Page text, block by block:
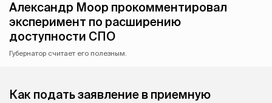
Александр Моор прокомментировал
эксперимент по расширению
доступности СПО
Губернатор считает его полезным.
Как подать заявление в приемную